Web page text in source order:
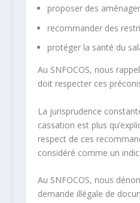
proposer des
recommander des
protéger la santé du
Au SNFOCOS, nous
doit respecter ces
La jurisprudence
cassation est plus
respect de ces
considéré comme un
Au SNFOCOS, nous
demande illégale de